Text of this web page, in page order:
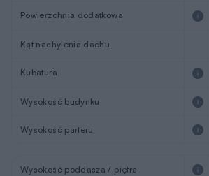
Powierzchnia dodatkowa
Kąt nachylenia dachu
Kubatura
Wysokość budynku
Wysokość parteru
Wysokość poddasza / piętra